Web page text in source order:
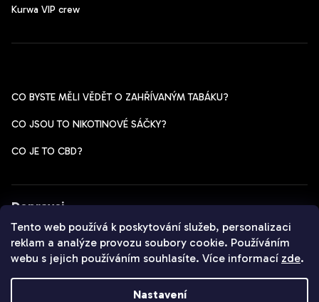
Tento web používá k poskytování služeb, personalizaci
reklam a analýze provozu soubory cookie. Používáním
webu s jejich používáním souhlasíte. Více informací zde.
Nastavení
Kurwa VIP crew
CO BYSTE MĚLI VĚDĚT O ZAHŘÍVANÝM TABÁKU?
CO JSOU TO NIKOTINOVÉ SÁČKY?
CO JE TO CBD?
Dopravci
Vytvořil Shoptet
Copyright 2026Czechpods.cz. Všechna práva vyhrazena.